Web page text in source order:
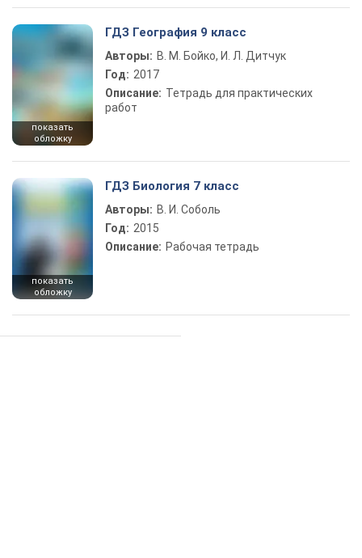
показать
обложку
ГДЗ География 9 класс
Авторы: В. М. Бойко, И. Л. Дитчук
Год: 2017
Описание: Тетрадь для практических
работ
показать
обложку
ГДЗ Биология 7 класс
Авторы: В. И. Соболь
Год: 2015
Описание: Рабочая тетрадь